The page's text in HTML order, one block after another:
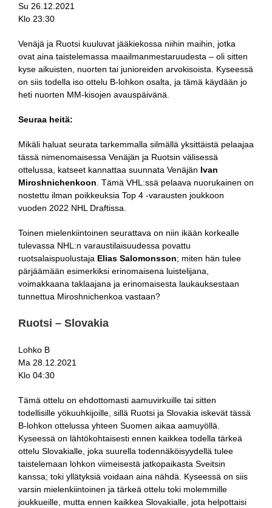
Su 26.12.2021
Klo 23:30
Venäjä ja Ruotsi kuuluvat jääkiekossa niihin maihin, jotka
ovat aina taistelemassa maailmanmestaruudesta – oli sitten
kyse aikuisten, nuorten tai junioreiden arvokisoista. Kyseessä
on siis todella iso ottelu B-lohkon osalta, ja tämä käydään jo
heti nuorten MM-kisojen avauspäivänä.
Seuraa heitä:
Mikäli haluat seurata tarkemmalla silmällä yksittäistä pelaajaa
tässä nimenomaisessa Venäjän ja Ruotsin välisessä
ottelussa, katseet kannattaa suunnata Venäjän Ivan
Miroshnichenkoon . Tämä VHL:ssä pelaava nuorukainen on
nostettu ilman poikkeuksia Top 4 -varausten joukkoon
vuoden 2022 NHL Draftissa.
Toinen mielenkiintoinen seurattava on niin ikään korkealle
tulevassa NHL:n varaustilaisuudessa povattu
ruotsalaispuolustaja Elias Salomonsson; miten hän tulee
pärjäämään esimerkiksi erinomaisena luistelijana,
voimakkaana taklaajana ja erinomaisesta laukauksestaan
tunnettua Miroshnichenkoa vastaan?
Ruotsi – Slovakia
Lohko B
Ma 28.12.2021
Klo 04:30
Tämä ottelu on ehdottomasti aamuvirkuille tai sitten
todellisille yökuuhkijoille, sillä Ruotsi ja Slovakia iskevät tässä
B-lohkon ottelussa yhteen Suomen aikaa aamuyöllä.
Kyseessä on lähtökohtaisesti ennen kaikkea todella tärkeä
ottelu Slovakialle, joka suurella todennäköisyydellä tulee
taistelemaan lohkon viimeisestä jatkopaikasta Sveitsin
kanssa; toki yllätyksiä voidaan aina nähdä. Kyseessä on siis
varsin mielenkiintoinen ja tärkeä ottelu toki molemmille
joukkueille, mutta ennen kaikkea Slovakialle, jota helpottaisi